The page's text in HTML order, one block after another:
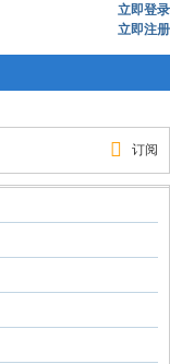
立即登录
立即注册
订阅